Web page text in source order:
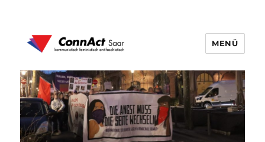
ConnAct Saar
MENÜ